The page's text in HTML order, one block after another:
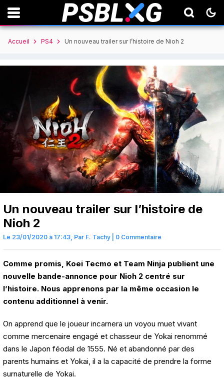
Accueil PS4 Un nouveau trailer sur l’histoire de Nioh 2
Un nouveau trailer sur l’histoire de
Nioh 2
Le 23/01/2020 à 17:43, Par F. Tachy 0 Commentaire
Comme promis, Koei Tecmo et Team Ninja publient une
nouvelle bande-annonce pour Nioh 2 centré sur
l’histoire. Nous apprenons par la même occasion le
contenu additionnel à venir.
On apprend que le joueur incarnera un voyou muet vivant
comme mercenaire engagé et chasseur de Yokai renommé
dans le Japon féodal de 1555. Né et abandonné par des
parents humains et Yokai, il a la capacité de prendre la forme
surnaturelle de Yokai.